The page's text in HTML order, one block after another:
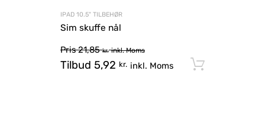
IPAD 10.5" TILBEHØR
Sim skuffe nål
Pris21,85kr. inkl. Moms
Tilbud 5,92 kr. inkl. Moms